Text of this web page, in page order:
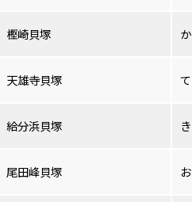
樫崎貝塚
天雄寺貝塚
給分浜貝塚
尾田峰貝塚